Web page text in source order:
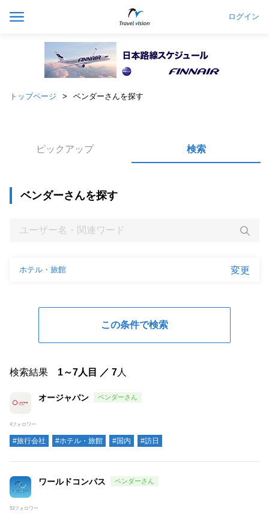
ログイン
トップページ ベンダーさんを探す
ピックアップ 検索
ベンダーさんを探す
検索結果 1～7人目 ／ 7人
オージャパン
4フォロワー
#旅行会社 #ホテル・旅館 #国内 #訪日
ワールドコンパス
53フォロワー